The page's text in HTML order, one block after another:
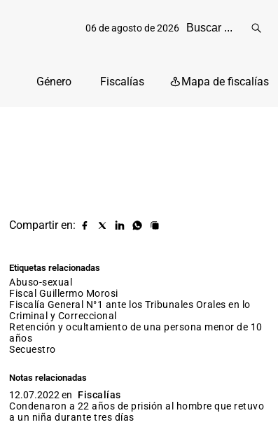
06 de agosto de 2026
Género Fiscalías Mapa de fiscalías
Compartir en:
Compartir
Compartir
Compartir
Compartir
Copiar
Etiquetas relacionadas
abuso-sexual
fiscal Guillermo Morosi
Fiscalía General N°1 ante los Tribunales Orales en lo
Criminal y Correccional
retención y ocultamiento de una persona menor de 10
años
secuestro
Notas relacionadas
12.07.2022 en
Fiscalías
Condenaron a 22 años de prisión al hombre que retuvo
a un niña durante tres días